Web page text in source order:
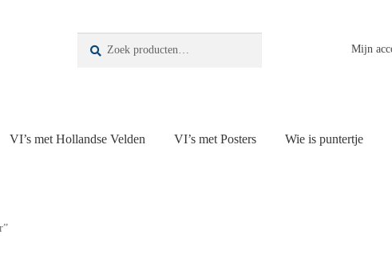
Zoeken
Mijn
VI’s met Hollandse Velden VI’s met Posters Wie is puntertje